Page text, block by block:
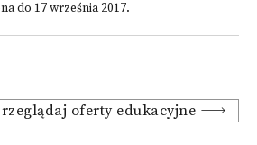
do 17 września 2017.
oferty edukacyjne